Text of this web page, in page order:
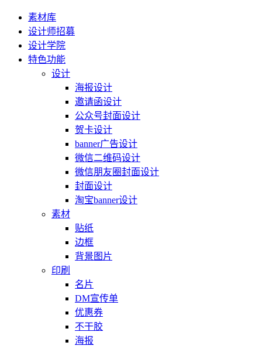
素材库
设计师招募
设计学院
特色功能
设计
海报设计
邀请函设计
公众号封面设计
贺卡设计
banner广告设计
微信二维码设计
微信朋友圈封面设计
封面设计
淘宝banner设计
素材
贴纸
边框
背景图片
印刷
名片
DM宣传单
优惠券
不干胶
海报